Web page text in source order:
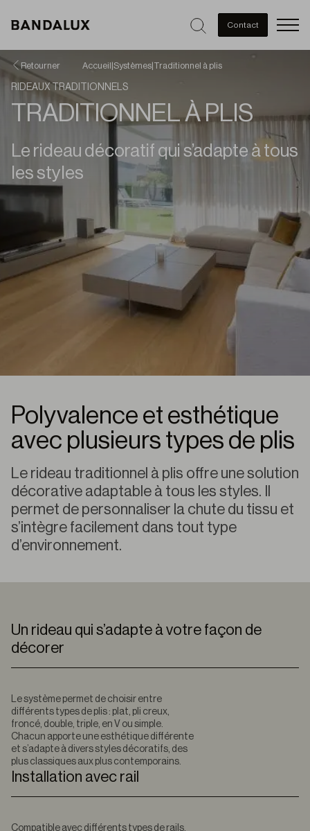
Contact
Retourner Accueil Systèmes Traditionnel à plis
RIDEAUX TRADITIONNELS
TRADITIONNEL À PLIS
Le rideau décoratif qui s’adapte à tous
les styles
Polyvalence et esthétique
avec plusieurs types de plis
Le rideau traditionnel à plis offre une solution
décorative adaptable à tous les styles. Il
permet de personnaliser la chute du tissu et
s’intègre facilement dans tout type
d’environnement.
Un rideau qui s’adapte à votre façon de
décorer
Le système permet de choisir entre
différents types de plis : plat, pli creux,
froncé, double, triple, en V ou simple.
Chacun apporte une esthétique différente
et s’adapte à divers styles décoratifs, des
plus classiques aux plus contemporains.
Installation avec rail
Compatible avec différents types de rails.